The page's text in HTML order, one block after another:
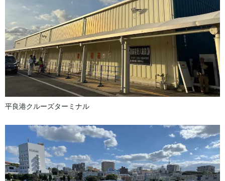
平良港クルーズターミナル